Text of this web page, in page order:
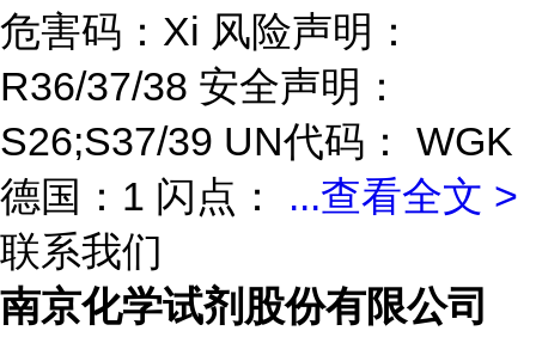
危害码：Xi 风险声明：
R36/37/38 安全声明：
S26;S37/39 UN代码： WGK
德国：1 闪点： ...查看全文 >
联系我们
南京化学试剂股份有限公司